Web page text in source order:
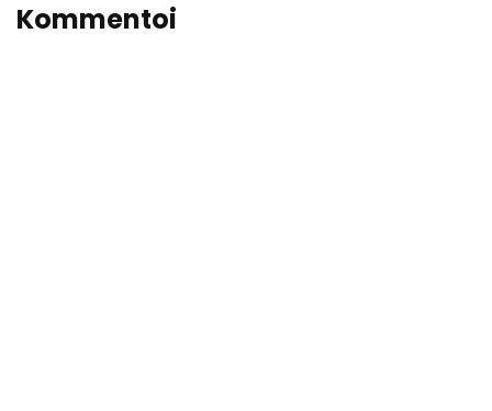
Kommentoi